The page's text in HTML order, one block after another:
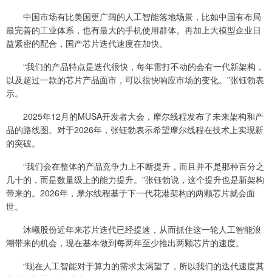
中国市场有比美国更广阔的人工智能落地场景，比如中国有布局
最完善的工业体系，也有最大的手机使用群体。再加上大模型企业日
益紧密的配合，国产芯片迭代速度在加快。
“我们的产品特点是迭代很快，每年雷打不动的会有一代新架构，
以及超过一款的芯片产品面市，可以很快响应市场的变化。”张钰勃表
示。
2025年12月的MUSA开发者大会，摩尔线程发布了未来架构和产
品的路线图。对于2026年，张钰勃表示希望摩尔线程在技术上实现新
的突破。
“我们会在整体的产品竞争力上不断提升，而且并不是那种百分之
几十的，而是数量级上的能力提升。”张钰勃说，这个提升也是新架构
带来的。2026年，摩尔线程基于下一代花港架构的两颗芯片就会面
世。
沐曦股份近年来芯片迭代已经提速，从而抓住这一轮人工智能浪
潮带来的机会，现在基本做到每两年至少推出两颗芯片的速度。
“现在人工智能对于算力的需求太渴望了，所以我们的迭代速度其